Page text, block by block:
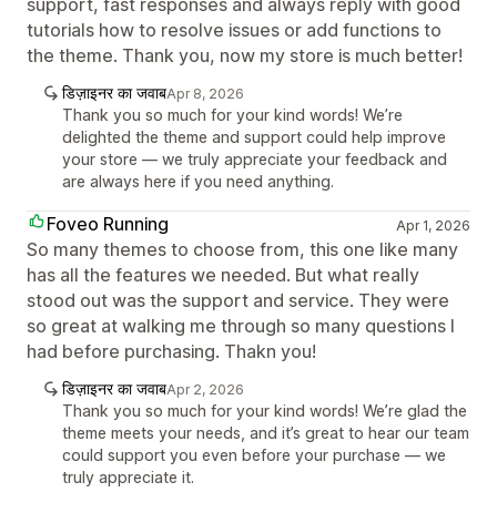
tutorials how to resolve issues or add functions to
the theme. Thank you, now my store is much better!
डिज़ाइनर का जवाबApr 8, 2026
Thank you so much for your kind words! We’re
delighted the theme and support could help improve
your store — we truly appreciate your feedback and
are always here if you need anything.
Foveo Running Apr 1, 2026
So many themes to choose from, this one like many
has all the features we needed. But what really
stood out was the support and service. They were
so great at walking me through so many questions I
had before purchasing. Thakn you!
डिज़ाइनर का जवाबApr 2, 2026
Thank you so much for your kind words! We’re glad the
theme meets your needs, and it’s great to hear our team
could support you even before your purchase — we
truly appreciate it.